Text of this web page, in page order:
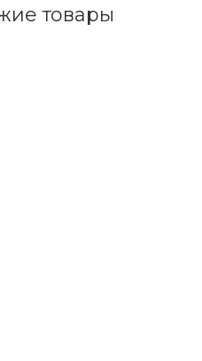
товары